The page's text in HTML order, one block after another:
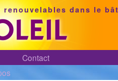
renouvelables dans le
Contact